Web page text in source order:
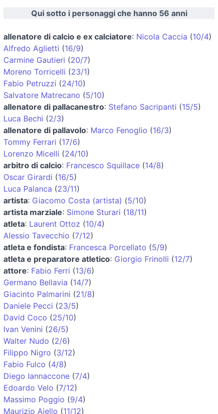
Qui sotto i personaggi che hanno 56 anni
allenatore di calcio e ex calciatore: Nicola Caccia (10/4)
Alfredo Aglietti (16/9)
Carmine Gautieri (20/7)
Moreno Torricelli (23/1)
Fabio Petruzzi (24/10)
Salvatore Matrecano (5/10)
allenatore di pallacanestro: Stefano Sacripanti (15/5)
Luca Bechi (2/3)
allenatore di pallavolo: Marco Fenoglio (16/3)
Tommy Ferrari (17/6)
Lorenzo Micelli (24/10)
arbitro di calcio: Francesco Squillace (14/8)
Oscar Girardi (16/5)
Luca Palanca (23/11)
artista: Giacomo Costa (artista) (5/10)
artista marziale: Simone Sturari (18/11)
atleta: Laurent Ottoz (10/4)
Alessio Tavecchio (7/12)
atleta e fondista: Francesca Porcellato (5/9)
atleta e preparatore atletico: Giorgio Frinolli (12/7)
attore: Fabio Ferri (13/6)
Germano Bellavia (14/7)
Giacinto Palmarini (21/8)
Daniele Pecci (23/5)
David Coco (25/10)
Ivan Venini (26/5)
Walter Nudo (2/6)
Filippo Nigro (3/12)
Fabio Fulco (4/8)
Diego Iannaccone (7/4)
Edoardo Velo (7/12)
Massimo Poggio (9/4)
Maurizio Aiello (11/12)